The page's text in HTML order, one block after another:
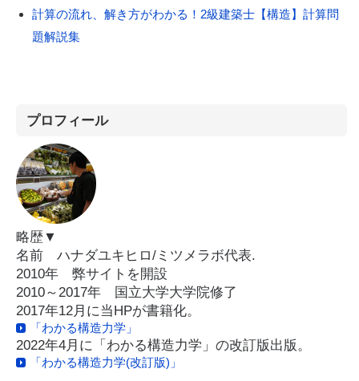
計算の流れ、解き方がわかる！2級建築士【構造】計算問
題解説集
プロフィール
略歴▼
名前 ハナダユキヒロ/ミツメラボ代表.
2010年 弊サイトを開設
2010～2017年 国立大学大学院修了
2017年12月に当HPが書籍化。
「わかる構造力学」
2022年4月に「わかる構造力学」の改訂版出版。
「わかる構造力学(改訂版)」